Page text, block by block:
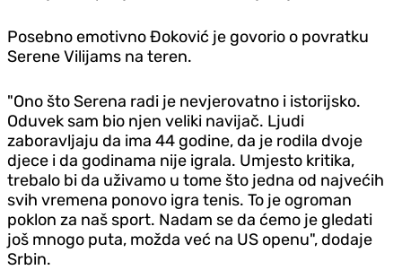
Posebno emotivno Đoković je govorio o povratku
Serene Vilijams na teren.
"Ono što Serena radi je nevjerovatno i istorijsko.
Oduvek sam bio njen veliki navijač. Ljudi
zaboravljaju da ima 44 godine, da je rodila dvoje
djece i da godinama nije igrala. Umjesto kritika,
trebalo bi da uživamo u tome što jedna od najvećih
svih vremena ponovo igra tenis. To je ogroman
poklon za naš sport. Nadam se da ćemo je gledati
još mnogo puta, možda već na US openu", dodaje
Srbin.